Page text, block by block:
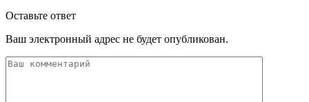
Оставьте ответ
Ваш электронный адрес не будет опубликован.